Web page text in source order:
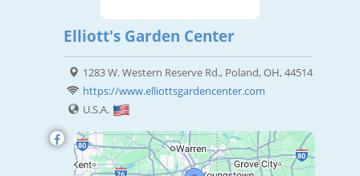
Elliott's Garden Center
1283 W. Western Reserve Rd., Poland, OH, 44514
https://www.elliottsgardencenter.com
U.S.A.